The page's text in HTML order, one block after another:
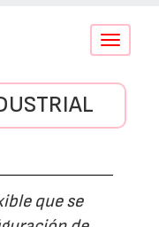
Conmutar
que se